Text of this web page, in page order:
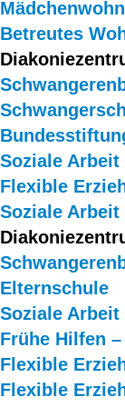
Betreutes
Soziale
Flexible
Soziale
Elternschule
Soziale
Frühe Hilfen
Flexible
Flexible